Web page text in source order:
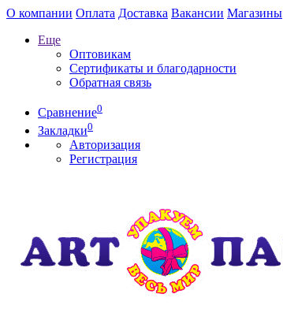
О компании Оплата Доставка Вакансии Магазины
Еще
Оптовикам
Сертификаты и благодарности
Обратная связь
Сравнение0
Закладки0
Авторизация
Регистрация